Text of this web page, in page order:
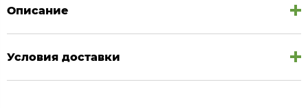
Описание
Условия доставки